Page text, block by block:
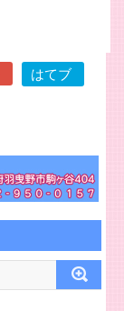
はてブ